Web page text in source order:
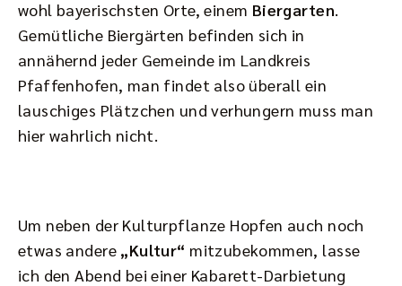
wohl bayerischsten Orte, einem Biergarten
Gemütliche Biergärten befinden sich in
annähernd jeder Gemeinde im Landkreis
Pfaffenhofen, man findet also überall ein
lauschiges Plätzchen und verhungern muss man
hier wahrlich nicht.
Um neben der Kulturpflanze Hopfen auch noch
etwas andere „Kultur“ mitzubekommen, lasse
ich den Abend bei einer Kabarett-Darbietung